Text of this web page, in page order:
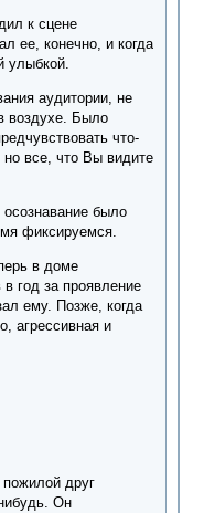
к сцене
ее, конечно, и когда
улыбкой.
аудитории, не
воздухе. Было
что-
все, что Вы видите
было
фиксируемся.
в доме
год за проявление
ему. Позже, когда
агрессивная и
друг
Он